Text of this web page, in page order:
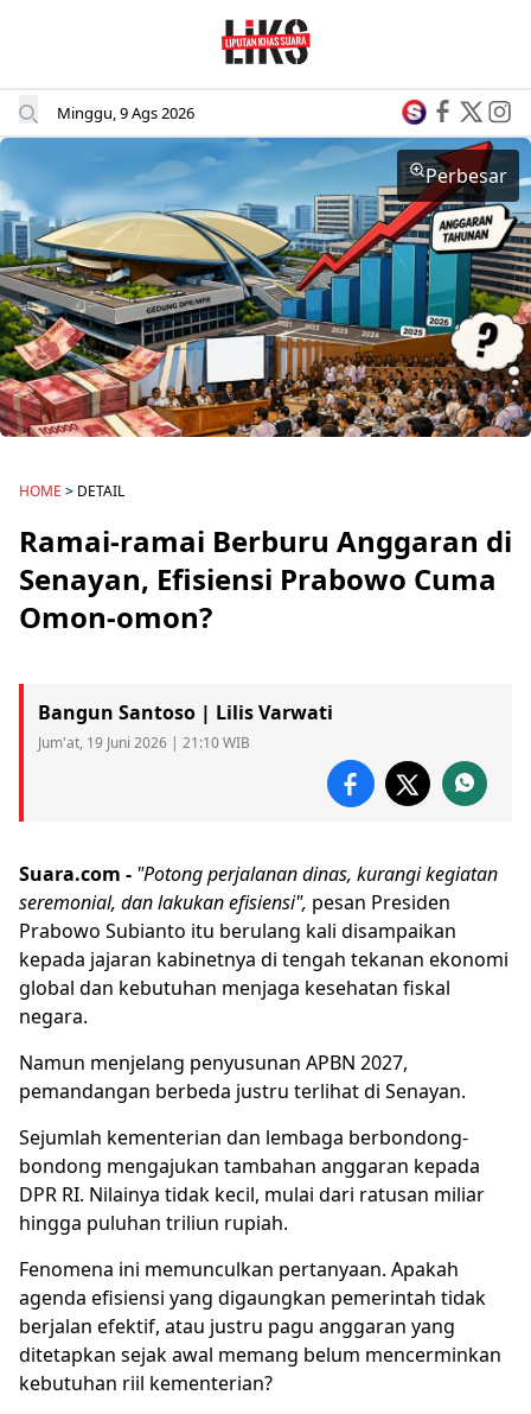
Minggu, 9 Ags 2026
Perbesar
HOME > DETAIL
Ramai-ramai Berburu Anggaran di
Senayan, Efisiensi Prabowo Cuma
Omon-omon?
Bangun Santoso | Lilis Varwati
Jum'at, 19 Juni 2026 | 21:10 WIB
Suara.com - "Potong perjalanan dinas, kurangi kegiatan
seremonial, dan lakukan efisiensi", pesan Presiden
Prabowo Subianto itu berulang kali disampaikan
kepada jajaran kabinetnya di tengah tekanan ekonomi
global dan kebutuhan menjaga kesehatan fiskal
negara.
Namun menjelang penyusunan APBN 2027,
pemandangan berbeda justru terlihat di Senayan.
Sejumlah kementerian dan lembaga berbondong-
bondong mengajukan tambahan anggaran kepada
DPR RI. Nilainya tidak kecil, mulai dari ratusan miliar
hingga puluhan triliun rupiah.
Fenomena ini memunculkan pertanyaan. Apakah
agenda efisiensi yang digaungkan pemerintah tidak
berjalan efektif, atau justru pagu anggaran yang
ditetapkan sejak awal memang belum mencerminkan
kebutuhan riil kementerian?